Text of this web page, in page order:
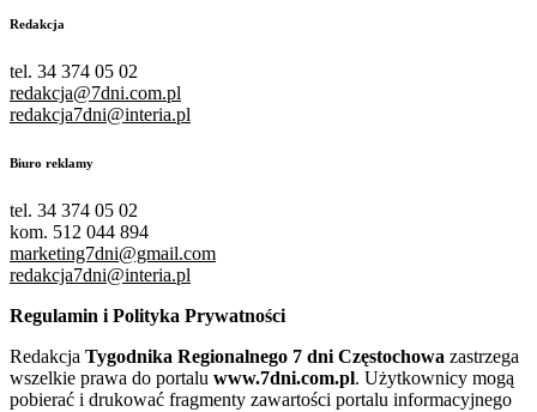
Redakcja
tel. 34 374 05 02
redakcja@7dni.com.pl
redakcja7dni@interia.pl
Biuro reklamy
tel. 34 374 05 02
kom. 512 044 894
marketing7dni@gmail.com
redakcja7dni@interia.pl
Regulamin i Polityka Prywatności
Redakcja Tygodnika Regionalnego 7 dni Częstochowa zastrzega
wszelkie prawa do portalu www.7dni.com.pl. Użytkownicy mogą
pobierać i drukować fragmenty zawartości portalu informacyjnego